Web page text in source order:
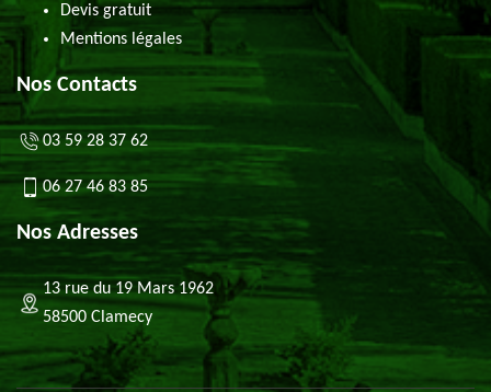
Devis gratuit
Mentions légales
Nos Contacts
03 59 28 37 62
06 27 46 83 85
Nos Adresses
13 rue du 19 Mars 1962
58500 Clamecy